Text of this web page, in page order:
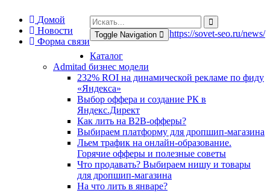
Домой
Новости
Форма связи
https://sovet-seo.ru/news/
Toggle Navigation
Каталог
Admitad бизнес модели
232% ROI на динамической рекламе по фиду
«Яндекса»
Выбор оффера и создание РК в
Яндекс.Директ
Как лить на B2B-офферы?
Выбираем платформу для дропшип-магазина
Льем трафик на онлайн-образование.
Горячие офферы и полезные советы
Что продавать? Выбираем нишу и товары
для дропшип-магазина
На что лить в январе?